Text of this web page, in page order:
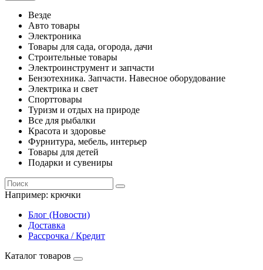
Везде
Авто товары
Электроника
Товары для сада, огорода, дачи
Строительные товары
Электроинструмент и запчасти
Бензотехника. Запчасти. Навесное оборудование
Электрика и свет
Спорттовары
Туризм и отдых на природе
Все для рыбалки
Красота и здоровье
Фурнитура, мебель, интерьер
Товары для детей
Подарки и сувениры
Например: крючки
Блог (Новости)
Доставка
Рассрочка / Кредит
Каталог товаров